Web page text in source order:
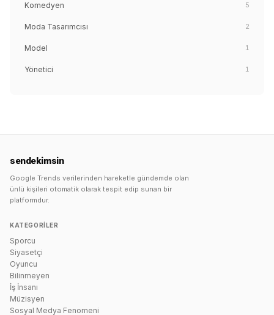
Komedyen 5
Moda Tasarımcısı 2
Model 1
Yönetici 1
sendekimsin
Google Trends verilerinden hareketle gündemde olan
ünlü kişileri otomatik olarak tespit edip sunan bir
platformdur.
KATEGORILER
Sporcu
Siyasetçi
Oyuncu
Bilinmeyen
İş İnsanı
Müzisyen
Sosyal Medya Fenomeni